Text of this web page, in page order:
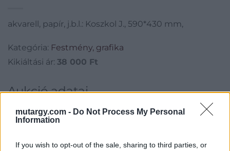
mutargy.com - Do Not Process My Personal
Information
If you wish to opt-out of the sale, sharing to third parties, or
akvarell, papír, j.b.l.: Koszkol J., 590*430 mm,
Kategória: Festmény, grafika
Kikiáltási ár: 38 000 Ft
Aukció adatai
Aukció neve:245. 19–20. századi festmények és bútorok
Aukció dátuma: 2019.10.01